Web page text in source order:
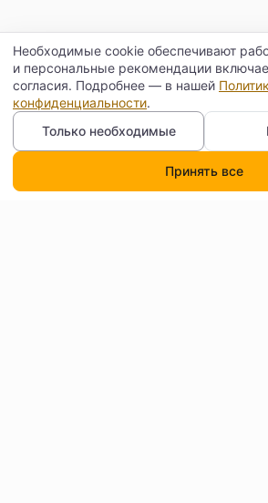
Необходимые cookie обеспечивают
и персональные рекомендации
согласия. Подробнее — в нашей
конфиденциальности.
Только необходимые
Принять все